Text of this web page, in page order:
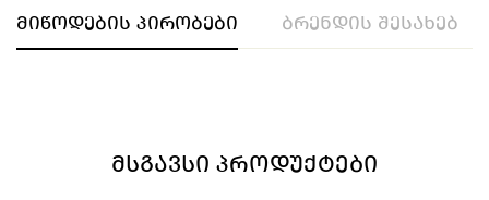
მიწოდების პირობები ბრენდის შესახებ
ᲛᲡᲒᲐᲕᲡᲘ ᲞᲠᲝᲓᲣᲥᲢᲔᲑᲘ